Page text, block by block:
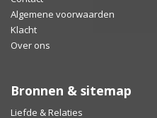
Algemene voorwaarden
Klacht
Over ons
Bronnen & sitemap
Liefde & Relaties